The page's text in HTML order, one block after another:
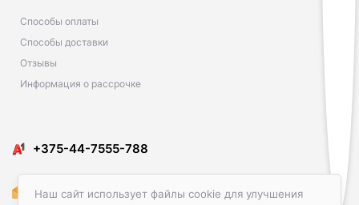
Наш сайт использует файлы cookie для улучшения
Способы оплаты
Способы доставки
Отзывы
Информация о рассрочке
​​+375-44-7555-788
Amediacon@gmail.com